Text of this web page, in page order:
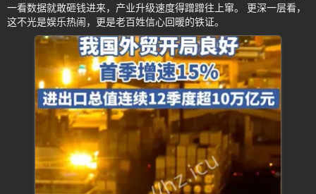
一看数据就敢砸钱进来，产业升级速度得蹭蹭往上窜。 更深一层看，
这不光是娱乐热闹，更是老百姓信心回暖的铁证。